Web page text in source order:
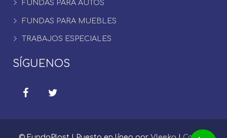
FUNDAS PARA AUTOS
FUNDAS PARA MUEBLES
TRABAJOS ESPECIALES
SÍGUENOS